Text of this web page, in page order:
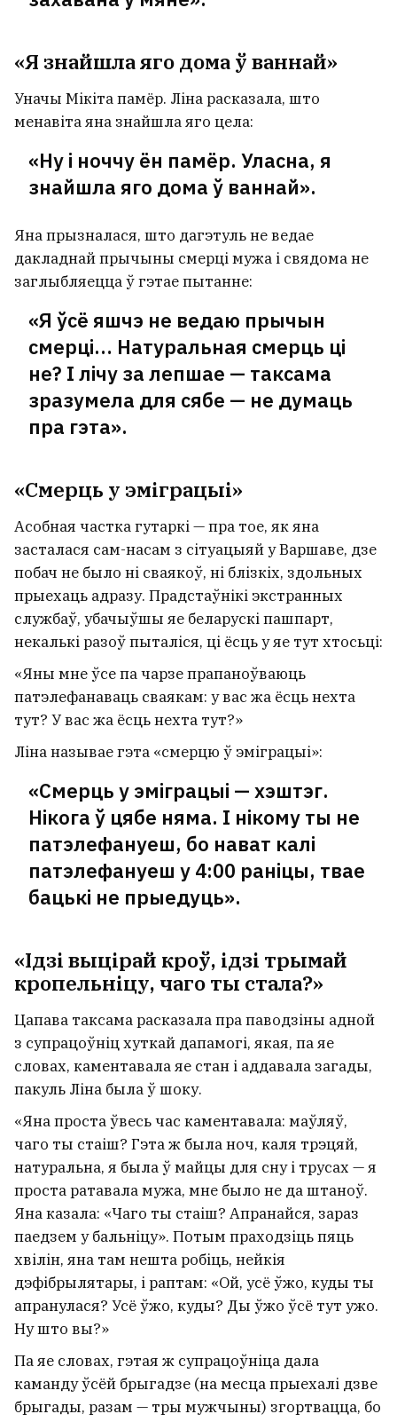
«Я знайшла яго дома ў ваннай»
Уначы Мікіта памёр. Ліна расказала, што
менавіта яна знайшла яго цела:
«Ну і ноччу ён памёр. Уласна, я
знайшла яго дома ў ваннай».
Яна прызналася, што дагэтуль не ведае
дакладнай прычыны смерці мужа і свядома не
заглыбляецца ў гэтае пытанне:
«Я ўсё яшчэ не ведаю прычын
смерці… Натуральная смерць ці
не? І лічу за лепшае — таксама
зразумела для сябе — не думаць
пра гэта».
«Смерць у эміграцыі»
Асобная частка гутаркі — пра тое, як яна
засталася сам-насам з сітуацыяй у Варшаве, дзе
побач не было ні сваякоў, ні блізкіх, здольных
прыехаць адразу. Прадстаўнікі экстранных
службаў, убачыўшы яе беларускі пашпарт,
некалькі разоў пыталіся, ці ёсць у яе тут хтосьці:
«Яны мне ўсе па чарзе прапаноўваюць
патэлефанаваць сваякам: у вас жа ёсць нехта
тут? У вас жа ёсць нехта тут?»
Ліна называе гэта «смерцю ў эміграцыі»:
«Смерць у эміграцыі — хэштэг.
Нікога ў цябе няма. І нікому ты не
патэлефануеш, бо нават калі
патэлефануеш у 4:00 раніцы, твае
бацькі не прыедуць».
«Ідзі выцірай кроў, ідзі трымай
кропельніцу, чаго ты стала?»
Цапава таксама расказала пра паводзіны адной
з супрацоўніц хуткай дапамогі, якая, па яе
словах, каментавала яе стан і аддавала загады,
пакуль Ліна была ў шоку.
«Яна проста ўвесь час каментавала: маўляў,
чаго ты стаіш? Гэта ж была ноч, каля трэцяй,
натуральна, я была ў майцы для сну і трусах — я
проста ратавала мужа, мне было не да штаноў.
Яна казала: «Чаго ты стаіш? Апранайся, зараз
паедзем у бальніцу». Потым праходзіць пяць
хвілін, яна там нешта робіць, нейкія
дэфібрылятары, і раптам: «Ой, усё ўжо, куды ты
апранулася? Усё ўжо, куды? Ды ўжо ўсё тут ужо.
Ну што вы?»
Па яе словах, гэтая ж супрацоўніца дала
каманду ўсёй брыгадзе (на месца прыехалі дзве
брыгады, разам — тры мужчыны) згортвацца, бо